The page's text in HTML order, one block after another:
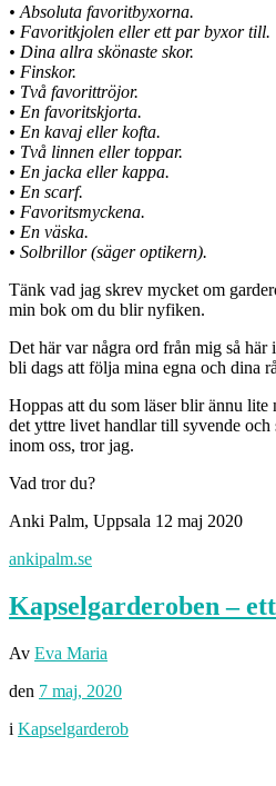
• Absoluta favoritbyxorna.
• Favoritkjolen eller ett par byxor till.
• Dina allra skönaste skor.
• Finskor.
• Två favorittröjor.
• En favoritskjorta.
• En kavaj eller kofta.
• Två linnen eller toppar.
• En jacka eller kappa.
• En scarf.
• Favoritsmyckena.
• En väska.
• Solbrillor (säger optikern).
Tänk vad jag skrev mycket om
min bok om du blir nyfiken.
Det här var några ord från mig så
bli dags att följa mina egna och dina
Hoppas att du som läser blir ännu
det yttre livet handlar till syvende
inom oss, tror jag.
Vad tror du?
Anki Palm, Uppsala 12 maj 2020
ankipalm.se
Kapselgarderoben –
Av Eva Maria
den 7 maj, 2020
i Kapselgarderob